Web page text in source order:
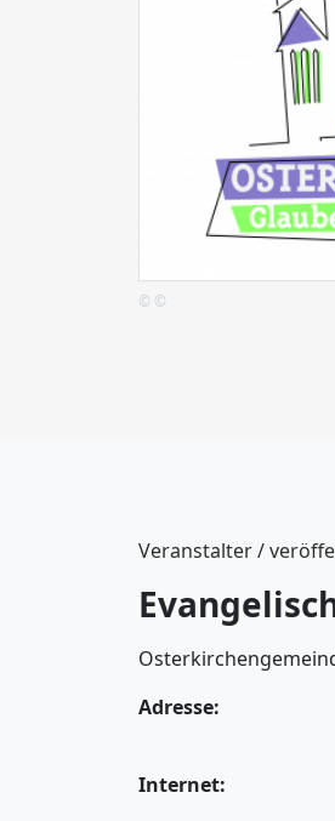
© ©
Veranstalter /
Adresse:
Internet: